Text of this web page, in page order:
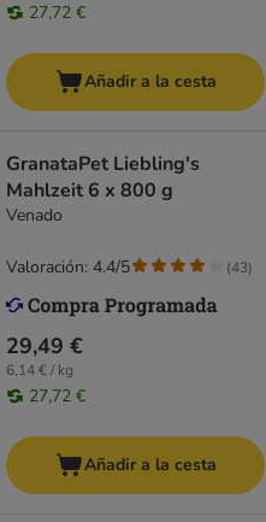
27,72 €
Añadir a la cesta
GranataPet Liebling's
Mahlzeit 6 x 800 g
Venado
29,49 €
6,14 € / kg
27,72 €
Valoración: 4.4/5 (43)
Añadir a la cesta